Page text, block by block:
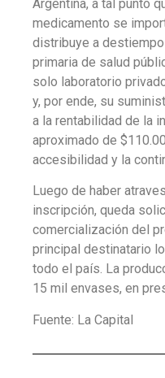
Argentina, a tal punto
medicamento se
distribuye a
primaria de salud
solo laboratorio
y, por ende, su
a la rentabilidad de la
aproximado de
accesibilidad y la
Luego de haber
inscripción, queda
comercialización del
principal destinatario
todo el país. La
15 mil envases, en
Fuente: La Capital